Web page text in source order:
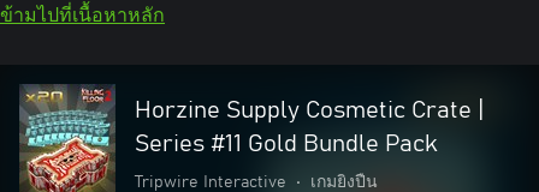
ข้ามไปที่เนื้อหาหลัก
Horzine Supply Cosmetic Crate |
Series #11 Gold Bundle Pack
Tripwire Interactive • เกมยิงปืน